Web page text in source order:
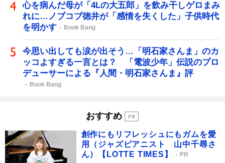
心を病んだ母が「4Lの大五郎」を飲み干しゲロまみ
れに…ノブコブ徳井が「感情を失くした」子供時代
を明かす
Book Bang
今思い出しても涙が出そう…「明石家さんま」のカ
ッコよすぎる一言とは？ 「電波少年」伝説のプロ
デューサーによる『人間・明石家さんま』評
Book Bang
おすすめ
創作にもリフレッシュにもガムを愛
用（ジャズピアニスト 山中千尋さ
ん）【LOTTE TIMES】
PR